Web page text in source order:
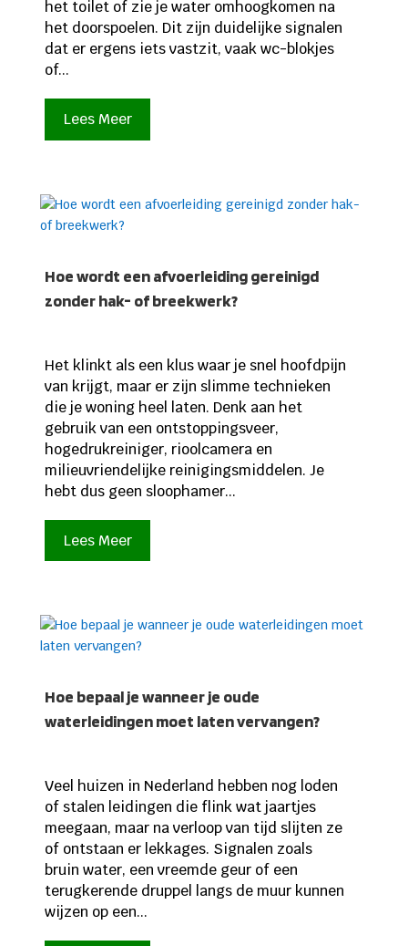
het toilet of zie je water omhoogkomen na
het doorspoelen. Dit zijn duidelijke signalen
dat er ergens iets vastzit, vaak wc-blokjes
of...
Lees Meer
Hoe wordt een afvoerleiding gereinigd
zonder hak- of breekwerk?
Het klinkt als een klus waar je snel hoofdpijn
van krijgt, maar er zijn slimme technieken
die je woning heel laten. Denk aan het
gebruik van een ontstoppingsveer,
hogedrukreiniger, rioolcamera en
milieuvriendelijke reinigingsmiddelen. Je
hebt dus geen sloophamer...
Lees Meer
Hoe bepaal je wanneer je oude
waterleidingen moet laten vervangen?
Veel huizen in Nederland hebben nog loden
of stalen leidingen die flink wat jaartjes
meegaan, maar na verloop van tijd slijten ze
of ontstaan er lekkages. Signalen zoals
bruin water, een vreemde geur of een
terugkerende druppel langs de muur kunnen
wijzen op een...